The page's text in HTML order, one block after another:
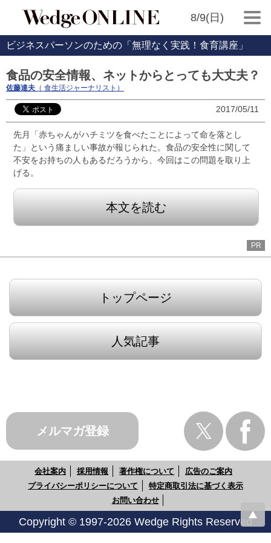
8/9(日)
ビジネスパーソンのための「無理なく実践！食育講座」
食品の安全情報、ネットからとっても大丈夫？
佐藤達夫 （ 食生活ジャーナリスト）
2017/05/11
先月「赤ちゃんがハチミツを食べたことによって命を落とし
た」という痛ましい事故が報じられた。食品の安全性に関して
不安をお持ちの人もあるだろうから、今回はこの問題を取り上
げる。
本文を読む
PR
トップページ
人気記事
メルマガ登録
会社案内 採用情報 著作権について
広告のご案内
プライバシーポリシーについて
特定商取引法に基づく表示
お問い合わせ
Copyright © 1997-2026 Wedge Rights Reserved